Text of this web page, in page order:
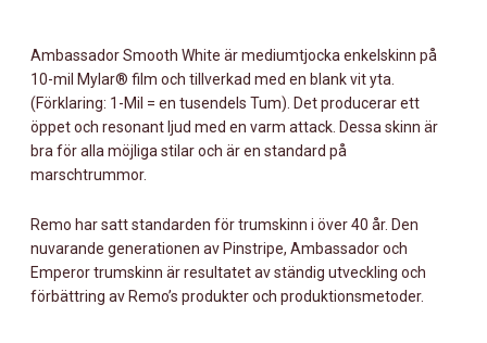
18"
BASS
DRUM
MÄNGD
Ambassador Smooth White är mediumtjocka enkelskinn på
10-mil Mylar® film och tillverkad med en blank vit yta.
(Förklaring: 1-Mil = en tusendels Tum). Det producerar ett
öppet och resonant ljud med en varm attack. Dessa skinn är
bra för alla möjliga stilar och är en standard på
marschtrummor.
Remo har satt standarden för trumskinn i över 40 år. Den
nuvarande generationen av Pinstripe, Ambassador och
Emperor trumskinn är resultatet av ständig utveckling och
förbättring av Remo’s produkter och produktionsmetoder.